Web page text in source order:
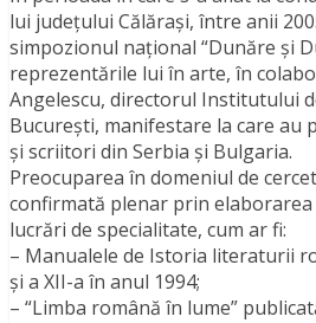
lui judeţului Călărași, între anii
simpozionul naţional “Dunăre şi
reprezentările lui în arte, în
Angelescu, directorul Institutului
Bucureşti, manifestare la care au
şi scriitori din Serbia şi Bulgaria.
Preocuparea în domeniul de
confirmată plenar prin
lucrări de specialitate, cum ar fi:
– Manualele de Istoria literaturii
şi a XII-a în anul 1994;
– “Limba română în lume”